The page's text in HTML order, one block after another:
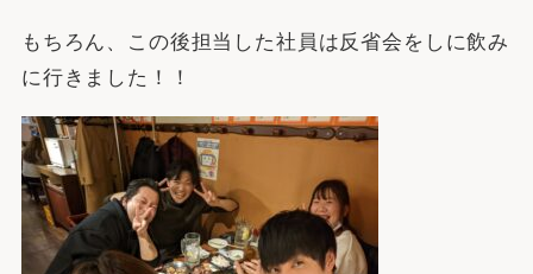
もちろん、この後担当した社員は反省会をしに飲み
に行きました！！